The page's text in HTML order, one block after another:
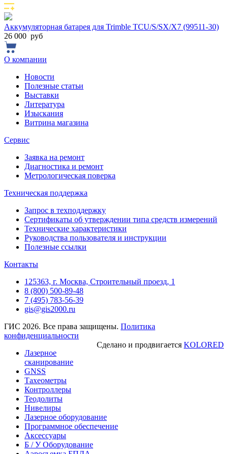
Аккумуляторная батарея для Trimble TCU/S/SX/X7 (99511-30)
26 000 руб
О компании
Новости
Полезные статьи
Выставки
Литература
Изыскания
Витрина магазина
Сервис
Заявка на ремонт
Диагностика и ремонт
Метрологическая поверка
Техническая поддержка
Запрос в техподдержку
Сертификаты об утверждении типа средств измерений
Технические характеристики
Руководства пользователя и инструкции
Полезные ссылки
Контакты
125363, г. Москва, Строительный проезд, 1
8 (800) 500-89-48
7 (495) 783-56-39
gis@gis2000.ru
ГИС 2026. Все права защищены. Политика
конфиденциальности
Сделано и продвигается KOLORED
Лазерное
сканирование
GNSS
Тахеометры
Контроллеры
Теодолиты
Нивелиры
Лазерное оборудование
Программное обеспечение
Аксессуары
Б / У Оборудование